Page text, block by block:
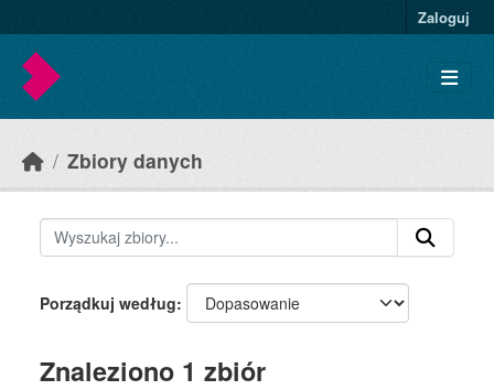
Zaloguj
Zbiory danych
Porządkuj według
Znaleziono 1 zbiór